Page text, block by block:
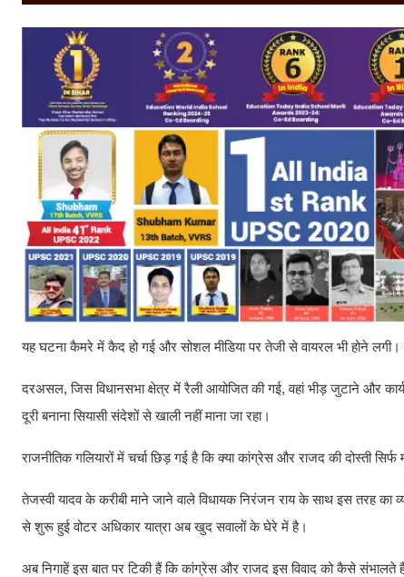
यह घटना कैमरे में कैद हो गई और सोशल मीडिया पर तेजी से वायरल भी होने
दरअसल, जिस विधानसभा क्षेत्र में रैली आयोजित की गई, वहां भीड़ जुटाने और
दूरी बनाना सियासी संदेशों से खाली नहीं माना जा रहा।
राजनीतिक गलियारों में चर्चा छिड़ गई है कि क्या कांग्रेस और राजद की दोस्ती
तेजस्वी यादव के करीबी माने जाने वाले विधायक निरंजन राय के साथ इस तरह का
से शुरू हुई वोटर अधिकार यात्रा अब खुद सवालों के घेरे में है।
अब निगाहें इस बात पर टिकी हैं कि कांग्रेस और राजद इस विवाद को कैसे